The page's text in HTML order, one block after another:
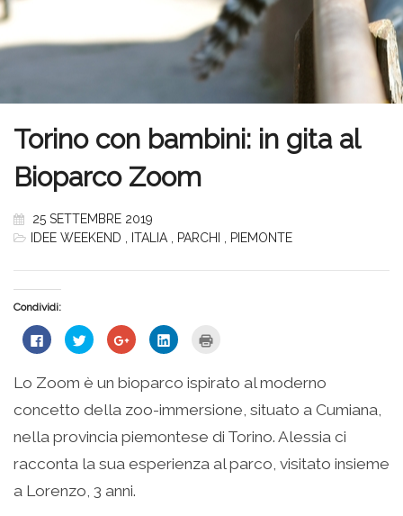
Torino con bambini: in gita al
Bioparco Zoom
25 SETTEMBRE 2019
IDEE WEEKEND
ITALIA PARCHI PIEMONTE
Condividi:
Fai
clic
su
Facebook
apre
una
nuova
finestra)
Fai
clic
condividere
su
Twitter
(Si
in
una
finestra)
Fai
clic
condividere
su
Google+
(Si
in
una
finestra)
Fai
clic
condividere
su
LinkedIn
(Si
in
una
nuova
finestra)
stampare
(Si
in
nuova
finestra)
Lo Zoom è un bioparco ispirato al moderno
concetto della zoo-immersione, situato a Cumiana,
nella provincia piemontese di Torino. Alessia ci
racconta la sua esperienza al parco, visitato insieme
a Lorenzo, 3 anni.